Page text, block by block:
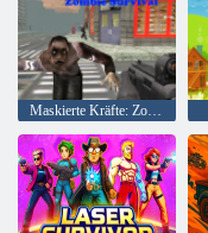
Maskierte Kräfte: Zombie-Überleben